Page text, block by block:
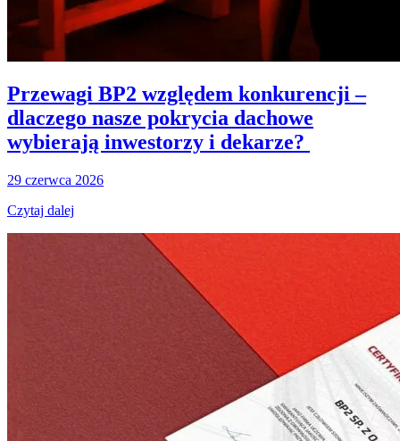
Przewagi BP2 względem konkurencji –
dlaczego nasze pokrycia dachowe
wybierają inwestorzy i dekarze?
29 czerwca 2026
Czytaj dalej